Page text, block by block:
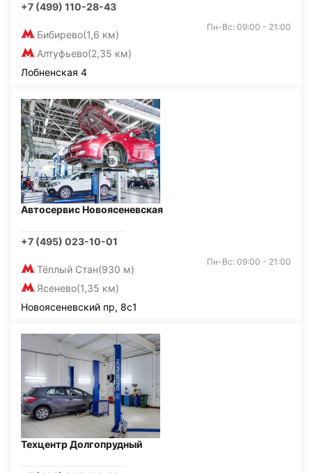
+7 (499) 110-28-43
Бибирево(1,6 км)
Алтуфьево(2,35 км)
Пн-Вс: 09:00 - 21:00
Лобненская 4
Автосервис Новоясеневская
+7 (495) 023-10-01
Тёплый Стан(930 м)
Ясенево(1,35 км)
Пн-Вс: 09:00 - 21:00
Новоясеневский пр, 8с1
Техцентр Долгопрудный